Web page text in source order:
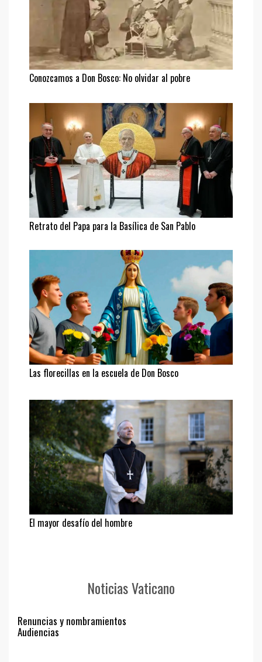
Conozcamos a Don Bosco: No olvidar al pobre
Retrato del Papa para la Basílica de San Pablo
Las florecillas en la escuela de Don Bosco
El mayor desafío del hombre
Noticias Vaticano
Renuncias y nombramientos
Audiencias